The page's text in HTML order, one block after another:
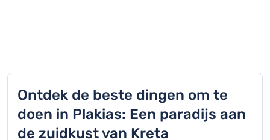
Ontdek de beste dingen om te
doen in Plakias: Een paradijs aan
de zuidkust van Kreta